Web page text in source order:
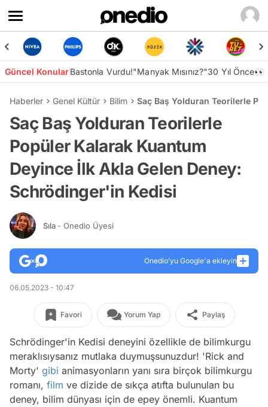
Güncel KonularBastonla Vurdu!"Manyak Mısınız?"30 Yıl Önce👀
Haberler Genel Kültür Bilim Saç Baş Yolduran Teorilerle
Saç Baş Yolduran Teorilerle
Popüler Kalarak Kuantum
Deyince İlk Akla Gelen Deney:
Schrödinger'in Kedisi
Sıla - Onedio Üyesi
Onedio’yu Google'a ekleyin
06.05.2023 - 10:47
Favori Yorum Yap Paylaş
Schrödinger'in Kedisi deneyini özellikle de bilimkurgu
meraklısıysanız mutlaka duymuşsunuzdur! 'Rick and
Morty' gibi animasyonların yanı sıra birçok bilimkurgu
romanı, film ve dizide de sıkça atıfta bulunulan bu
deney, bilim dünyası için de epey önemli. Kuantum